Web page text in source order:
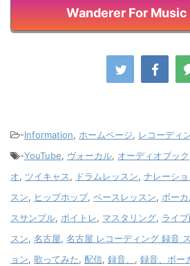
Wanderer For
-Information, ホームページ, レコーディ
-YouTube, ヴォーカル, オーディオブック
オ, ツイキャス, ドラムレッスン, ナレーショ
スン, ヒップホップ, ベースレッスン, ボー
スサンプル, ボイトレ, マスタリング, ライ
スン, 名古屋, 名古屋 レコーディング 録音
ョン, 歌ってみた, 配信, 録音、 , 録音、ボー